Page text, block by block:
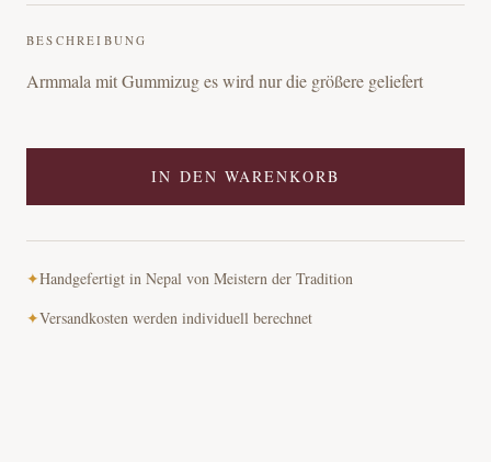
BESCHREIBUNG
Armmala mit Gummizug es wird nur die größere geliefert
IN DEN WARENKORB
✦Handgefertigt in Nepal von Meistern der Tradition
✦Versandkosten werden individuell berechnet